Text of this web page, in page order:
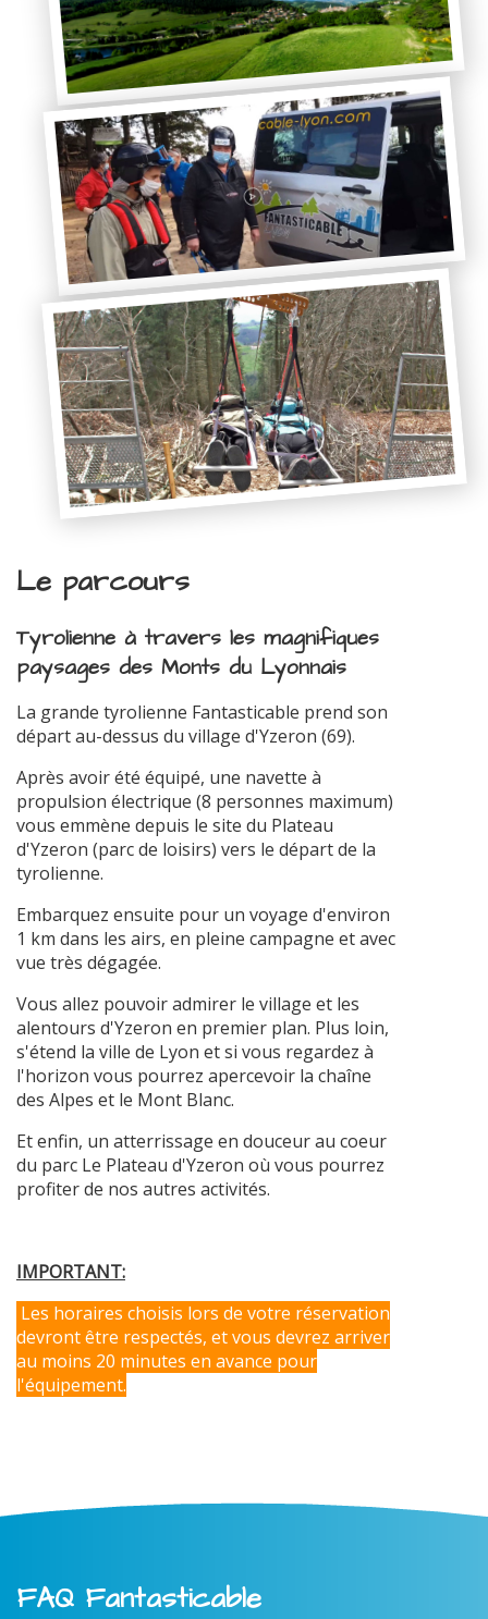
Le parcours
Tyrolienne à travers les magnifiques
paysages des Monts du Lyonnais
La grande tyrolienne Fantasticable prend son
départ au-dessus du village d'Yzeron (69).
Après avoir été équipé, une navette à
propulsion électrique (8 personnes maximum)
vous emmène depuis le site du Plateau
d'Yzeron (parc de loisirs) vers le départ de la
tyrolienne.
Embarquez ensuite pour un voyage d'environ
1 km dans les airs, en pleine campagne et avec
vue très dégagée.
Vous allez pouvoir admirer le village et les
alentours d'Yzeron en premier plan. Plus loin,
s'étend la ville de Lyon et si vous regardez à
l'horizon vous pourrez apercevoir la chaîne
des Alpes et le Mont Blanc.
Et enfin, un atterrissage en douceur au coeur
du parc Le Plateau d'Yzeron où vous pourrez
profiter de nos autres activités.
IMPORTANT:
Les horaires choisis lors de votre réservation
devront être respectés, et vous devrez arriver
au moins 20 minutes en avance pour
l'équipement.
FAQ Fantasticable